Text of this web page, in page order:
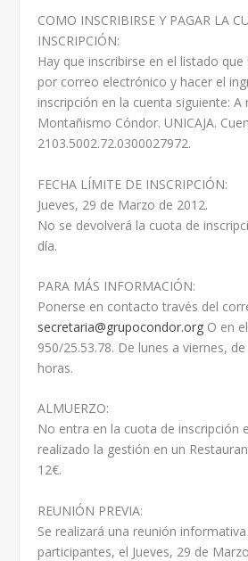
COMO INSCRIBIRSE Y PAGAR LA
INSCRIPCIÓN:
Hay que inscribirse en el listado que
por correo electrónico y hacer el
inscripción en la cuenta siguiente: A
Montañismo Cóndor. UNICAJA.
2103.5002.72.0300027972.
FECHA LÍMITE DE INSCRIPCIÓN:
Jueves, 29 de Marzo de 2012.
No se devolverá la cuota de
día.
PARA MÁS INFORMACIÓN:
Ponerse en contacto través del
secretaria@grupocondor.org O en
950/25.53.78. De lunes a viernes,
horas.
ALMUERZO:
No entra en la cuota de inscripción
realizado la gestión en un
12€.
REUNIÓN PREVIA:
Se realizará una reunión
participantes, el Jueves, 29 de